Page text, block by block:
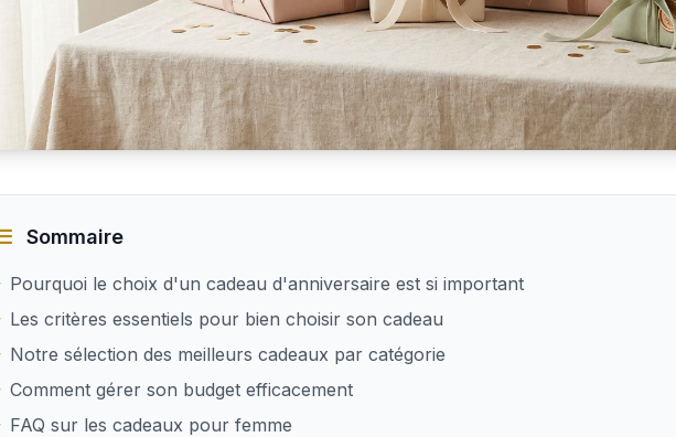
Sommaire
Pourquoi le choix d'un cadeau d'anniversaire est si important
Les critères essentiels pour bien choisir son cadeau
Notre sélection des meilleurs cadeaux par catégorie
Comment gérer son budget efficacement
FAQ sur les cadeaux pour femme